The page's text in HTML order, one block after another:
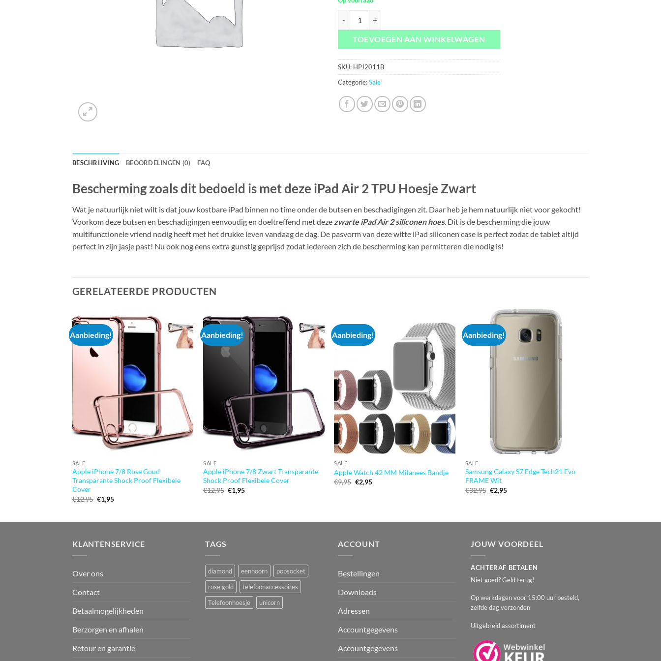
TOEVOEGEN AAN WINKELWAGEN
SKU: HPJ2011B
Categorie:Sale
BESCHRIJVING BEOORDELINGEN (0) FAQ
Bescherming zoals dit bedoeld is met deze iPad Air 2 TPU Hoesje Zwart
Wat je natuurlijk niet wilt is dat jouw kostbare iPad binnen no time onder de butsen en beschadigingen zit. Daar heb je hem natuurlijk niet voor gekocht!
Voorkom deze butsen en beschadigingen eenvoudig en doeltreffend met deze zwarte iPad Air 2 siliconen hoes. Dit is de bescherming die jouw
multifunctionele vriend nodig heeft met het drukke leven vandaag de dag. De pasvorm van deze witte iPad siliconen case is perfect zodat de tablet altijd
perfect in zijn jasje past! Nu ook nog eens extra gunstig geprijsd zodat iedereen zich de bescherming kan permitteren die nodig is!
GERELATEERDE PRODUCTEN
Aanbieding!
SALE
Apple iPhone 7/8 Rose Goud
Transparante Shock Proof Flexibele
Cover
€12,95 Oorspronkelijke
prijs
€1,95Huidige
Aanbieding!
SALE
Apple iPhone 7/8 Zwart Transparante
Shock Proof Flexibele Cover
€12,95 Oorspronkelijke
prijs
€1,95Huidige
Aanbieding!
SALE
Apple Watch 42 MM Milanees Bandje
€9,95 Oorspronkelijke
€2,95Huidige
Aanbieding!
SALE
Samsung Galaxy S7 Edge Tech21 Evo
FRAME Wit
€32,95 Oorspronkelijke
prijs
€2,95Huidige
KLANTENSERVICE
Over ons
Contact
Betaalmogelijkheden
Berzorgen en afhalen
Retour en garantie
TAGS
diamond eenhoorn
popsocket
rose gold
telefoonaccessoires
Telefoonhoesje
unicorn
ACCOUNT
Bestellingen
Downloads
Adressen
Accountgegevens
Accountgegevens
JOUW VOORDEEL
ACHTERAF BETALEN
Niet goed? Geld terug!
Op werkdagen voor 15:00 uur besteld,
zelfde dag verzonden
Uitgebreid assortiment